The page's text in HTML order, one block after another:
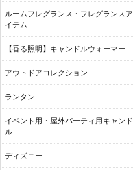
ルームフレグランス・フレグランスア
イテム
【香る照明】キャンドルウォーマー
アウトドアコレクション
ランタン
イベント用・屋外パーティ用キャンド
ル
ディズニー